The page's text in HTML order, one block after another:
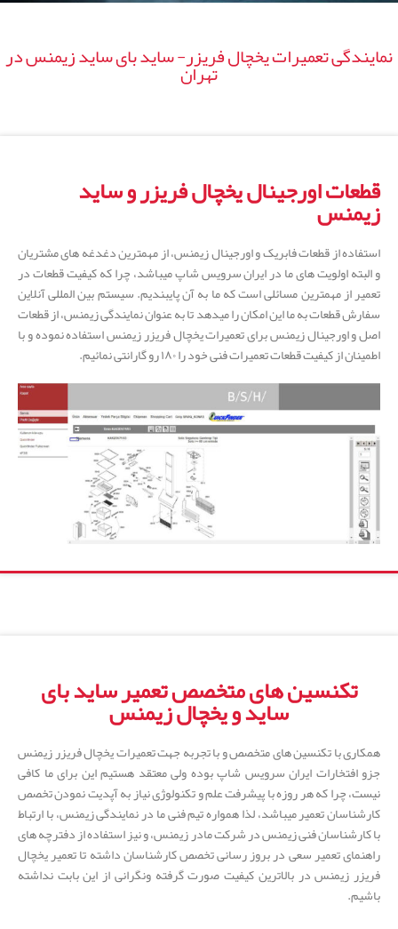
نمایندگی تعمیرات یخچال فریزر- ساید بای ساید زیمنس در
تهران
قطعات اورجینال یخچال فریزر و ساید
زیمنس
استفاده از قطعات فابریک و اورجینال زیمنس، از مهمترین دغدغه های مشتریان
و البته اولویت های ما در ایران سرویس شاپ میباشد، چرا که کیفیت قطعات در
تعمیر از مهمترین مسائلی است که ما به آن پایبندیم. سیستم بین المللی آنلاین
سفارش قطعات به ما این امکان را میدهد تا به عنوان نمایندگی زیمنس، از قطعات
اصل و اورجینال زیمنس برای تعمیرات یخچال فریزر زیمنس استفاده نموده و با
اطمینان از کیفیت قطعات تعمیرات فنی خود را ۱۸۰ رو گارانتی نمائیم.
تکنسین های متخصص تعمیر ساید بای
ساید و یخچال زیمنس
همکاری با تکنسین های متخصص و با تجربه جهت تعمیرات یخچال فریزر زیمنس
جزو افتخارات ایران سرویس شاپ بوده ولی معتقد هستیم این برای ما کافی
نیست، چرا که هر روزه با پیشرفت علم و تکنولوژی نیاز به آپدیت نمودن تخصص
کارشناسان تعمیر میباشد، لذا همواره تیم فنی ما در نمایندگی زیمنس، با ارتباط
با کارشناسان فنی زیمنس در شرکت مادر زیمنس، و نیز استفاده از دفترچه های
راهنمای تعمیر سعی در بروز رسانی تخصص کارشناسان داشته تا تعمیر یخچال
فریزر زیمنس در بالاترین کیفیت صورت گرفته ونگرانی از این بابت نداشته
باشیم.